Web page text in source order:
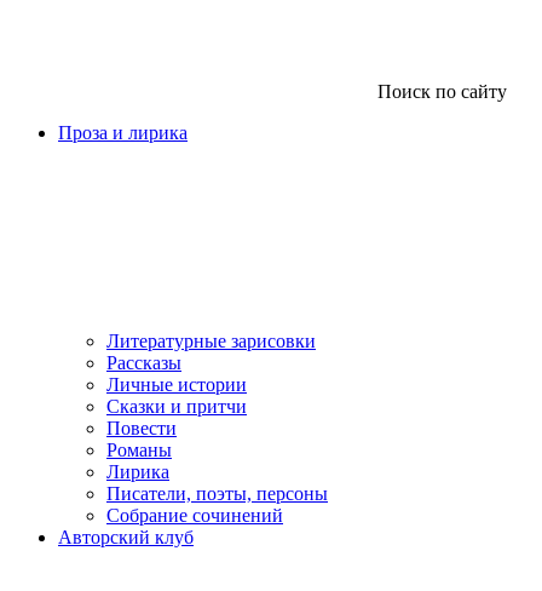
Поиск по сайту
Проза и лирика
Литературные зарисовки
Рассказы
Личные истории
Сказки и притчи
Повести
Романы
Лирика
Писатели, поэты, персоны
Собрание сочинений
Авторский клуб